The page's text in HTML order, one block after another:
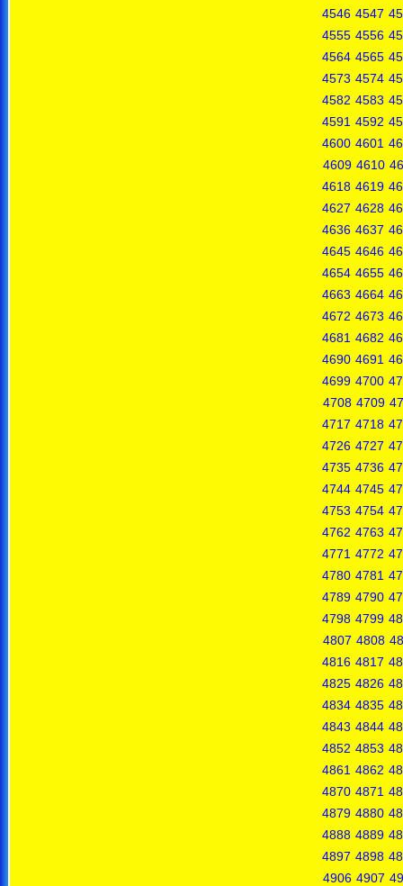
4546 4547
4555 4556
4564 4565
4573 4574
4582 4583
4591 4592
4600 4601
4609 4610
4618 4619
4627 4628
4636 4637
4645 4646
4654 4655
4663 4664
4672 4673
4681 4682
4690 4691
4699 4700
4708 4709
4717 4718
4726 4727
4735 4736
4744 4745
4753 4754
4762 4763
4771 4772
4780 4781
4789 4790
4798 4799
4807 4808
4816 4817
4825 4826
4834 4835
4843 4844
4852 4853
4861 4862
4870 4871
4879 4880
4888 4889
4897 4898
4906 4907